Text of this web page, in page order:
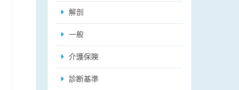
解剖
一般
介護保険
診断基準